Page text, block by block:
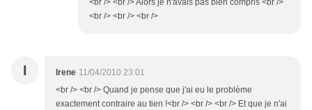
<br /> <br /> Alors je n'avais pas bien compris <br />
<br /> <br /> <br />
I Irene 11/04/2010 23:01
<br /> <br /> Quand je pense que j'ai eu le problème
exactement contraire au tien !<br /> <br /> <br /> Et que je n'ai